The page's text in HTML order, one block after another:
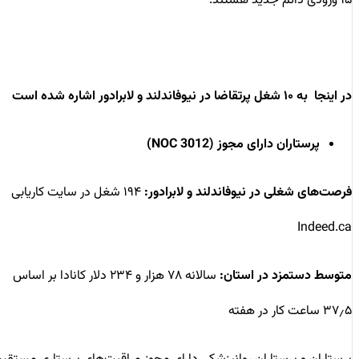
در اینجا به ۱۰ شغل پرتقاضا در نیوفاندلند و لابرادور اشاره شده است
پرستاران دارای مجوز (NOC 3012)
فرصت‌های شغلی در نیوفاندلند و لابرادور:
۱۹۴ شغل در سایت کاریابی
Indeed.ca
متوسط دستمزد در استان:
سالانه ۷۸ هزار و ۲۳۴ دلار کانادا بر اساس
۳۷٫۵ ساعت کار در هفته